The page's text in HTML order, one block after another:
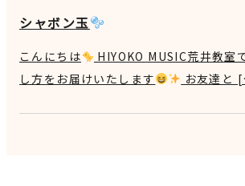
シャボン玉
こんにちは
HIYOKO MUSIC荒井教室
し方をお届けいたします
お友達と